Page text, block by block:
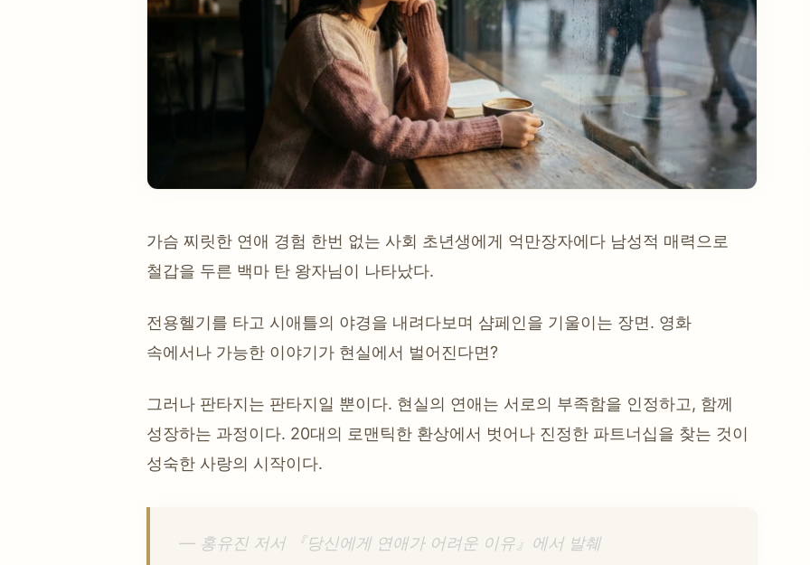
가슴 찌릿한 연애 경험 한번 없는 사회 초년생에게 억만장자에다 남성적 매력으로
철갑을 두른 백마 탄 왕자님이 나타났다.
전용헬기를 타고 시애틀의 야경을 내려다보며 샴페인을 기울이는 장면. 영화
속에서나 가능한 이야기가 현실에서 벌어진다면?
그러나 판타지는 판타지일 뿐이다. 현실의 연애는 서로의 부족함을 인정하고, 함께
성장하는 과정이다. 20대의 로맨틱한 환상에서 벗어나 진정한 파트너십을 찾는 것이
성숙한 사랑의 시작이다.
— 홍유진 저서 『당신에게 연애가 어려운 이유』에서 발췌